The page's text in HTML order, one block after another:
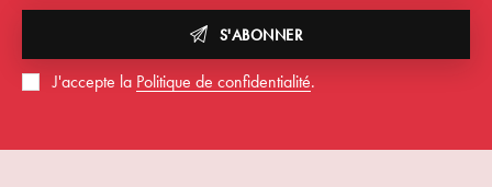
S'ABONNER
J'accepte la Politique de confidentialité.